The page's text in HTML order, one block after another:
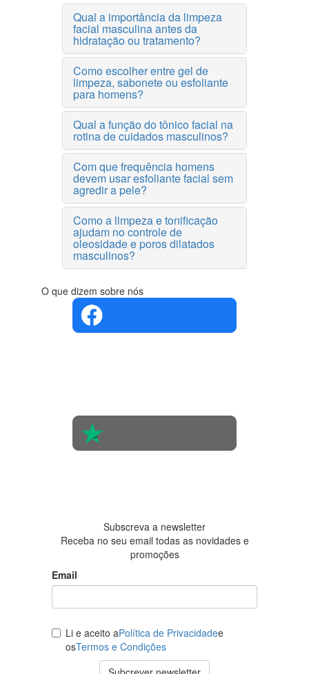
Qual a importância da limpeza
facial masculina antes da
hidratação ou tratamento?
Como escolher entre gel de
limpeza, sabonete ou esfoliante
para homens?
Qual a função do tônico facial na
rotina de cuidados masculinos?
Com que frequência homens
devem usar esfoliante facial sem
agredir a pele?
Como a limpeza e tonificação
ajudam no controle de
oleosidade e poros dilatados
masculinos?
O que dizem sobre nós
Subscreva a newsletter
Receba no seu email todas as novidades e
promoções
Email
Li e aceito aPolítica de Privacidadee
osTermos e Condições